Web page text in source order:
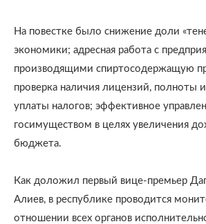
На повестке было снижение доли
экономики; адресная работа с
производящими спиртосодержащую
проверка наличия лицензий, полноты
уплаты налогов; эффективное
госимуществом в целях увеличения
бюджета.
Как доложил первый вице-премьер
Алиев, в республике проводится
отношении всех органов